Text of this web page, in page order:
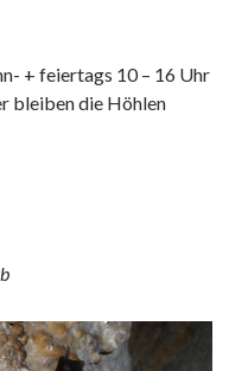
+ feiertags 10 – 16 Uhr
bleiben die Höhlen